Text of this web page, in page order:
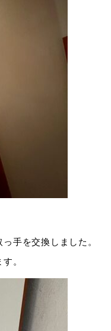
手を交換しました。
。